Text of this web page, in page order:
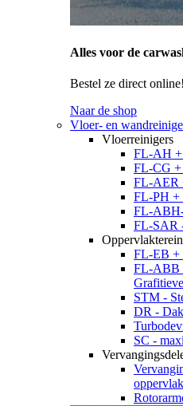
Alles voor de
Bestel ze direct online!
Naar de shop
Vloer- en
Vloerreinigers
FL-AH +
FL-CG
FL-AER
FL-PH +
FL-
FL-SAR
FL-EB +
FL-ABB
STM -
DR -
SC -